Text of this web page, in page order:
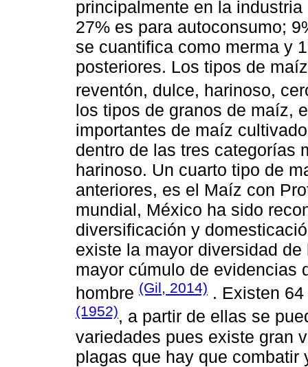
principalmente en la
27% es para autoconsumo;
se cuantifica como merma y
posteriores. Los tipos de
reventón, dulce, harinoso,
los tipos de granos de maíz,
importantes de maíz
dentro de las tres categorías
harinoso. Un cuarto tipo de
anteriores, es el Maíz con
mundial, México ha sido
diversificación y
existe la mayor diversidad
mayor cúmulo de evidencias
hombre (Gil, 2014) . Existen
(1952), a partir de ellas se
variedades pues existe gran
plagas que hay que